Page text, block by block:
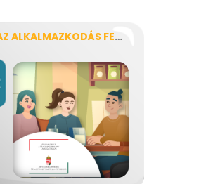
AZ ALKALMAZKODÁS FEJBEN DŐL EL!